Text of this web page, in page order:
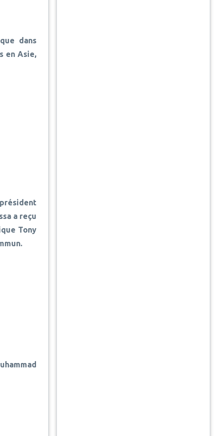
dans
en Asie,
a reçu
Tony